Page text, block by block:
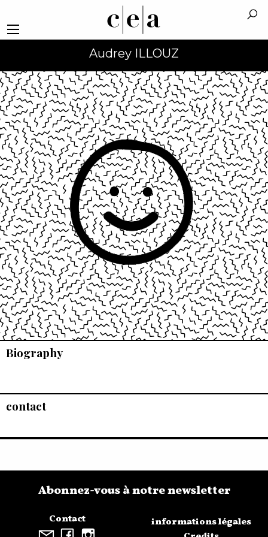
Audrey ILLOUZ
Biography
contact
Contact
Abonnez-vous à notre newsletter
informations légales